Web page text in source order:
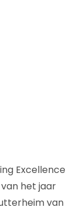
Excellence
het jaar
van